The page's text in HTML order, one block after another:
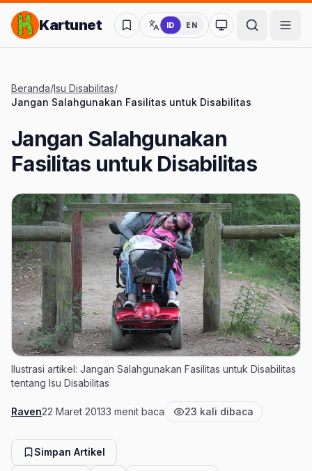
Lompat ke Konten Utama
Kartunet ID EN
Ubah ke mode
Beranda/Isu Disabilitas/
Jangan Salahgunakan Fasilitas untuk Disabilitas
Jangan Salahgunakan
Fasilitas untuk Disabilitas
Ilustrasi artikel: Jangan Salahgunakan Fasilitas untuk Disabilitas
tentang Isu Disabilitas
Penulis
RavenTanggal terbit
22 Maret 2013Estimasi waktu baca
3 menit baca Jumlah pembaca
23 kali dibaca
Simpan Artikel